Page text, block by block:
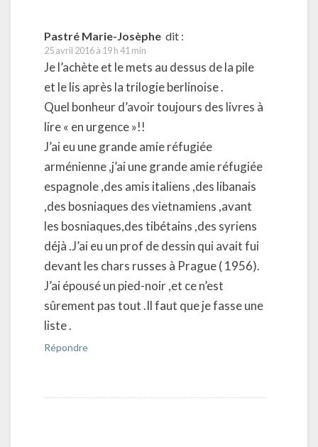
Pastré Marie-Josèphe dit :
25 avril 2016 à 19 h 41 min
Je l’achète et le mets au dessus de la pile
et le lis après la trilogie berlinoise .
Quel bonheur d’avoir toujours des livres à
lire « en urgence »!!
J’ai eu une grande amie réfugiée
arménienne ,j’ai une grande amie réfugiée
espagnole ,des amis italiens ,des libanais
,des bosniaques des vietnamiens ,avant
les bosniaques,des tibétains ,des syriens
déjà .J’ai eu un prof de dessin qui avait fui
devant les chars russes à Prague ( 1956).
J’ai épousé un pied-noir ,et ce n’est
sûrement pas tout .Il faut que je fasse une
liste .
Répondre